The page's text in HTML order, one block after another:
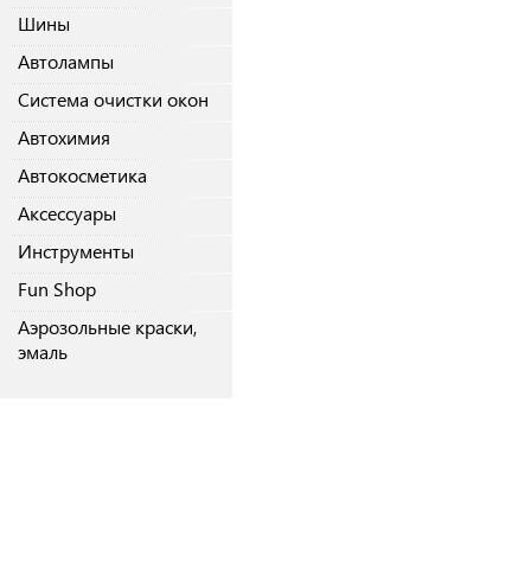
Шины
Автолампы
Система очистки окон
Автохимия
Автокосметика
Аксессуары
Инструменты
Fun Shop
Аэрозольные краски,
эмаль